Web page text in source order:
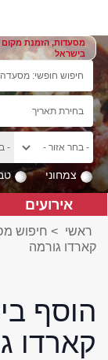
מסעדות, הזמנת
בישראל
צמחוני
אירועים
ראשי > חיפוש
קארדו גורמה
הוסף
קארדו